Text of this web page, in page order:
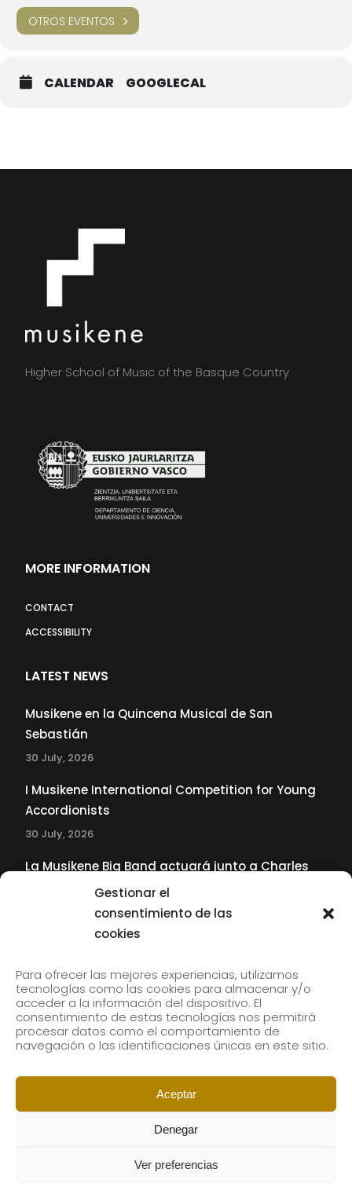
Gestionar el
consentimiento de las
cookies
Para ofrecer las mejores experiencias, utilizamos
tecnologías como las cookies para almacenar y/o
acceder a la información del dispositivo. El
consentimiento de estas tecnologías nos permitirá
procesar datos como el comportamiento de
navegación o las identificaciones únicas en este sitio.
Aceptar
Denegar
Ver preferencias
OTROS EVENTOS
CALENDAR GOOGLECAL
Higher School of Music of the Basque Country
MORE INFORMATION
CONTACT
ACCESSIBILITY
LATEST NEWS
Musikene en la Quincena Musical de San
Sebastián
30 July, 2026
I Musikene International Competition for Young
Accordionists
30 July, 2026
La Musikene Big Band actuará junto a Charles
Tolliver en el 61 Jazzaldia
Subscribe to our newsletter to receive our news by
email.